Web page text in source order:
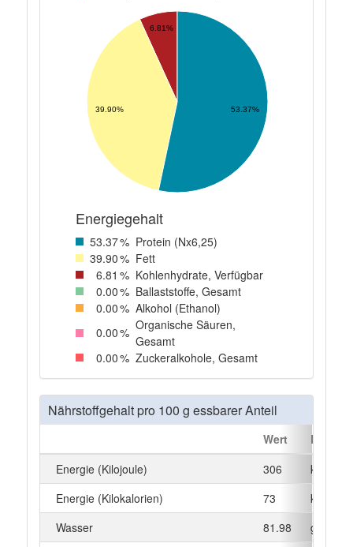
6.81%
39.90% 53.37%
Energiegehalt
53.37% Protein (Nx6,25)
39.90% Fett
6.81 % Kohlenhydrate, Verfügbar
0.00% Ballaststoffe, Gesamt
0.00% Alkohol (Ethanol)
0.00% Organische Säuren,
Gesamt
0.00% Zuckeralkohole, Gesamt
Nährstoffgehalt pro 100 g essbarer Anteil
Wert
Einheit
Energie (Kilojoule)
306
kJ
Energie (Kilokalorien)
73
kcal
Wasser
81.98
g